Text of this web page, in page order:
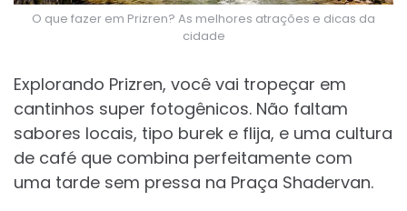
O que fazer em Prizren? As melhores atrações e dicas da
cidade
Explorando Prizren, você vai tropeçar em
cantinhos super fotogênicos. Não faltam
sabores locais, tipo burek e flija, e uma cultura
de café que combina perfeitamente com
uma tarde sem pressa na Praça Shadervan.